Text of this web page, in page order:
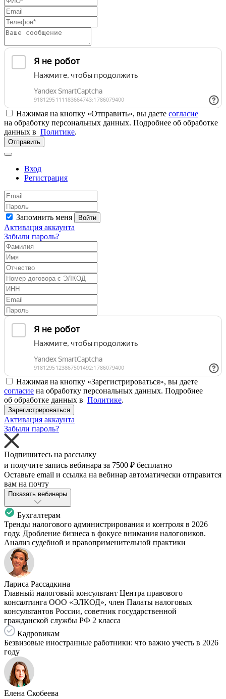
Нажимая на кнопку «Отправить», вы даете согласие
на обработку персональных данных. Подробнее об обработке
данных в Политике.
Отправить
Вход
Регистрация
Запомнить меня Войти
Активация аккаунта
Забыли пароль?
Нажимая на кнопку «Зарегистрироваться», вы даете
согласие на обработку персональных данных. Подробнее
об обработке данных в Политике.
Зарегистрироваться
Активация аккаунта
Забыли пароль?
Подпишитесь на рассылку
и получите запись вебинара за 7500 ₽ бесплатно
Оставьте email и ссылка на вебинар автоматически отправится
вам на почту
Показать вебинары
Бухгалтерам
Тренды налогового администрирования и контроля в 2026
году. Дробление бизнеса в фокусе внимания налоговиков.
Анализ судебной и правоприменительной практики
Лариса Рассадкина
Главный налоговый консультант Центра правового
консалтинга ООО «ЭЛКОД», член Палаты налоговых
консультантов России, советник государственной
гражданской службы РФ 2 класса
Кадровикам
Безвизовые иностранные работники: что важно учесть в 2026
году
Елена Скобеева